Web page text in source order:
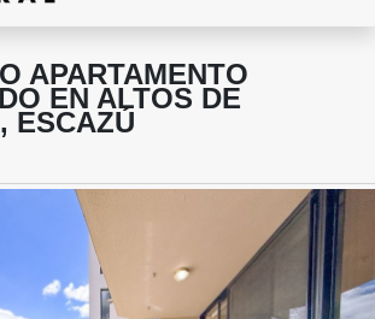
APARTAMENTO
EN ALTOS DE
ESCAZÚ